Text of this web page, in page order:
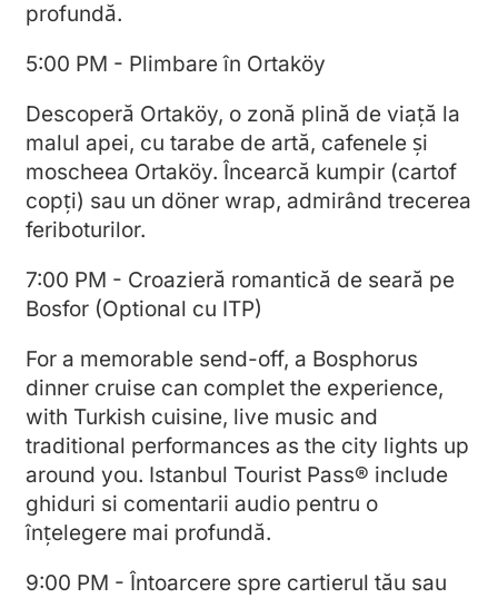
profundă.
5:00 PM - Plimbare în Ortaköy
Descoperă Ortaköy, o zonă plină de viață la
malul apei, cu tarabe de artă, cafenele și
moscheea Ortaköy. Încearcă kumpir (cartof
copți) sau un döner wrap, admirând trecerea
feriboturilor.
7:00 PM - Croazieră romantică de seară pe
Bosfor (Optional cu ITP)
For a memorable send-off, a Bosphorus
dinner cruise can complet the experience,
with Turkish cuisine, live music and
traditional performances as the city lights up
around you. Istanbul Tourist Pass® include
ghiduri si comentarii audio pentru o
înțelegere mai profundă.
9:00 PM - Întoarcere spre cartierul tău sau